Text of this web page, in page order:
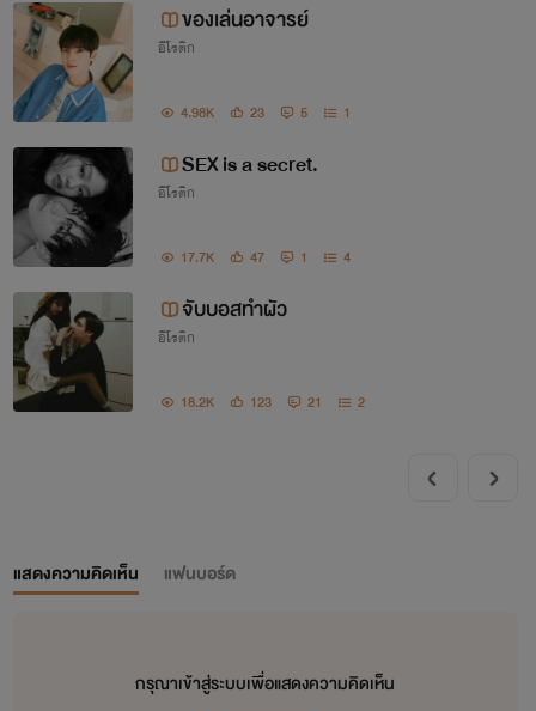
ของเล่นอาจารย์
อีโรติก
4.98K 23 5 1
SEX is a secret.
อีโรติก
17.7K 47 1 4
จับบอสทำผัว
อีโรติก
18.2K 123 21 2
แสดงความคิดเห็น แฟนบอร์ด
กรุณาเข้าสู่ระบบเพื่อแสดงความคิดเห็น